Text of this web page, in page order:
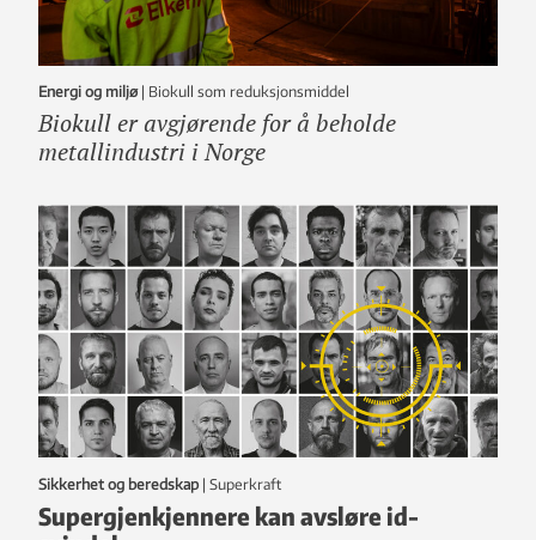
Energi og miljø | Biokull som reduksjonsmiddel
Biokull er avgjørende for å beholde
metallindustri i Norge
Sikkerhet og beredskap | Superkraft
Supergjenkjennere kan avsløre id-